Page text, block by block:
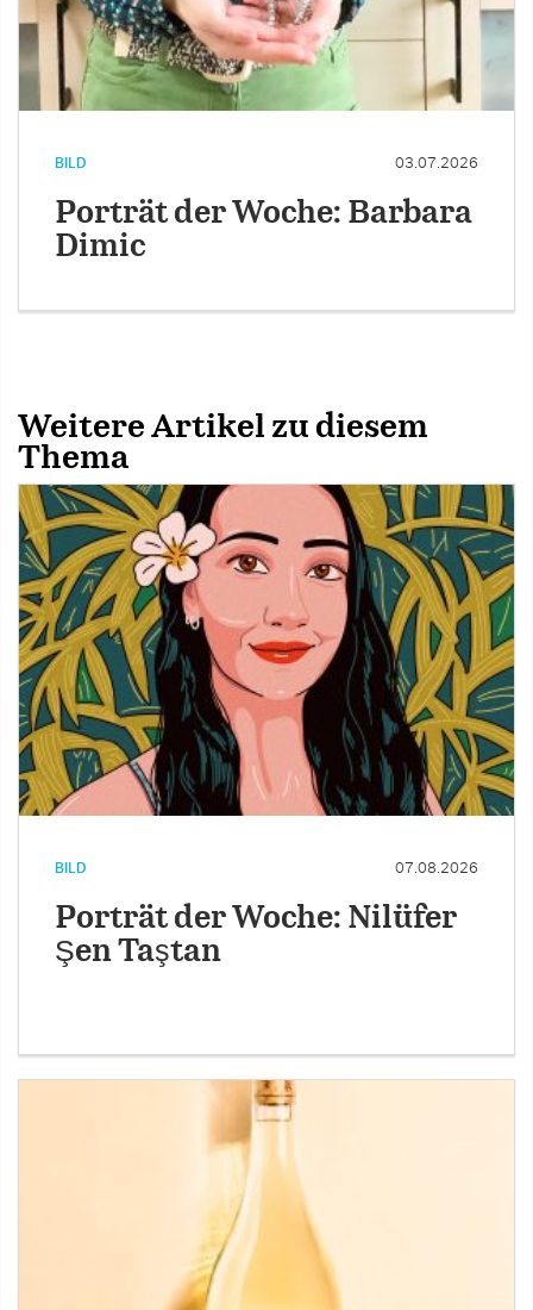
BILD 03.07.2026
Porträt der Woche: Barbara
Dimic
Weitere Artikel zu diesem
Thema
BILD 07.08.2026
Porträt der Woche: Nilüfer
Şen Taştan